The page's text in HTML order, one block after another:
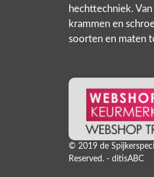
hechttechniek.
krammen en
soorten en maten
producten,
© 2019 de
Reserved. - ditisABC